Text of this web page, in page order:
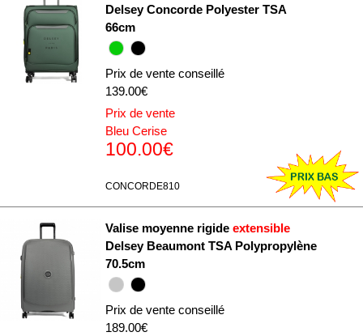
Delsey Concorde Polyester TSA
66cm
Prix de vente conseillé
139.00€
Prix de vente
Bleu Cerise
100.00€
CONCORDE810
Valise moyenne rigide extensible
Delsey Beaumont TSA Polypropylène
70.5cm
Prix de vente conseillé
189.00€